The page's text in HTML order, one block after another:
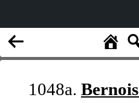
1048a. Bernois